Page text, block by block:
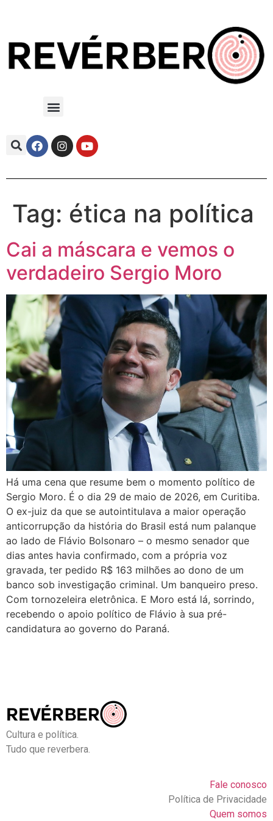
Tag: ética na política
Cai a máscara e vemos o
verdadeiro Sergio Moro
Há uma cena que resume bem o momento político de
Sergio Moro. É o dia 29 de maio de 2026, em Curitiba.
O ex-juiz da que se autointitulava a maior operação
anticorrupção da história do Brasil está num palanque
ao lado de Flávio Bolsonaro – o mesmo senador que
dias antes havia confirmado, com a própria voz
gravada, ter pedido R$ 163 milhões ao dono de um
banco sob investigação criminal. Um banqueiro preso.
Com tornozeleira eletrônica. E Moro está lá, sorrindo,
recebendo o apoio político de Flávio à sua pré-
candidatura ao governo do Paraná.
Cultura e política.
Tudo que reverbera.
Fale conosco
Política de Privacidade
Quem somos